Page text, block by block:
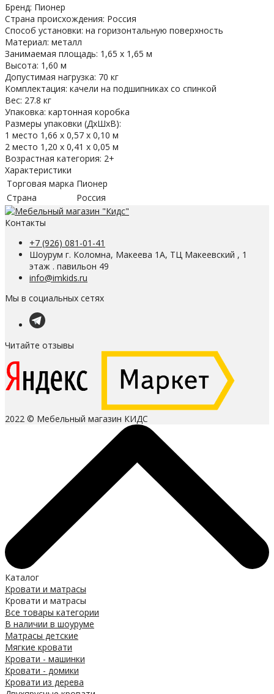
Бренд: Пионер
Страна происхождения: Россия
Способ установки: на горизонтальную поверхность
Материал: металл
Занимаемая площадь: 1,65 х 1,65 м
Высота: 1,60 м
Допустимая нагрузка: 70 кг
Комплектация: качели на подшипниках со спинкой
Вес: 27.8 кг
Упаковка: картонная коробка
Размеры упаковки (ДхШхВ):
1 место 1,66 х 0,57 х 0,10 м
2 место 1,20 х 0,41 х 0,05 м
Возрастная категория: 2+
Характеристики
Торговая марка Пионер
Страна
Россия
Контакты
+7 (926) 081-01-41
Шоурум г. Коломна, Макеева 1А, ТЦ Макеевский , 1
этаж . павильон 49
info@imkids.ru
Мы в социальных сетях
Читайте отзывы
2022 © Мебельный магазин КИДС
Каталог
Кровати и матрасы
Кровати и матрасы
Все товары категории
В наличии в шоуруме
Матрасы детские
Мягкие кровати
Кровати - машинки
Кровати - домики
Кровати из дерева